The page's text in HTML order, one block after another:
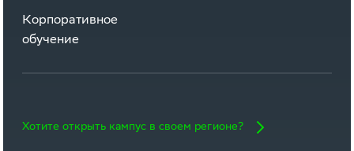
Корпоративное
обучение
Хотите открыть кампус в своем регионе?